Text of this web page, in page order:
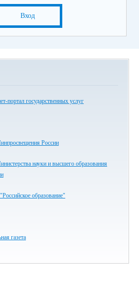
Вход
портал государственных услуг
России
науки и высшего образования
образование"
газета